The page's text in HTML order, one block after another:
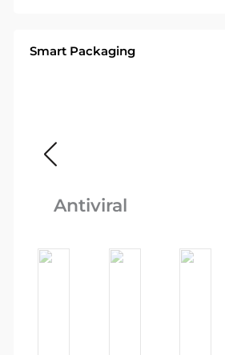
Smart Packaging
Antiviral